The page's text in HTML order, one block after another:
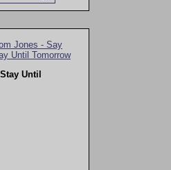
Until